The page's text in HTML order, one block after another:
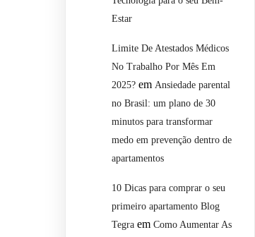
Estar
Limite De Atestados Médicos
No Trabalho Por Mês Em
2025? em Ansiedade parental
no Brasil: um plano de 30
minutos para transformar
medo em prevenção dentro de
apartamentos
10 Dicas para comprar o seu
primeiro apartamento Blog
Tegra emComo Aumentar As